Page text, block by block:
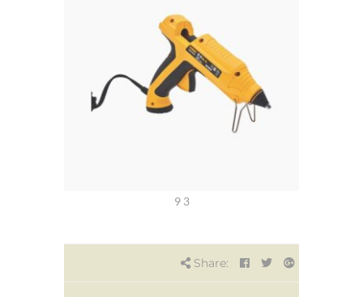
9 3
Share: